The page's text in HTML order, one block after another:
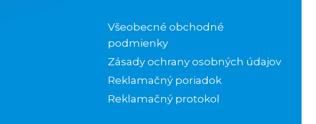
Všeobecné obchodné
podmienky
Zásady ochrany osobných údajov
Reklamačný poriadok
Reklamačný protokol